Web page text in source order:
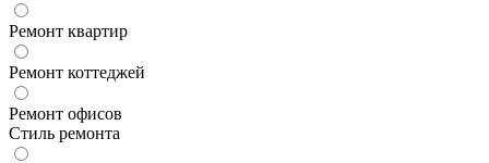
Ремонт квартир
Ремонт коттеджей
Ремонт офисов
Стиль ремонта